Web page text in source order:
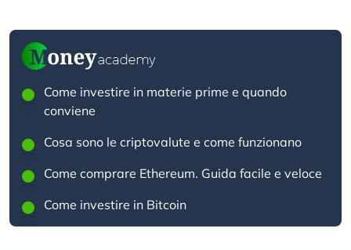
Come investire in materie prime e quando
conviene
Cosa sono le criptovalute e come funzionano
Come comprare Ethereum. Guida facile e veloce
Come investire in Bitcoin